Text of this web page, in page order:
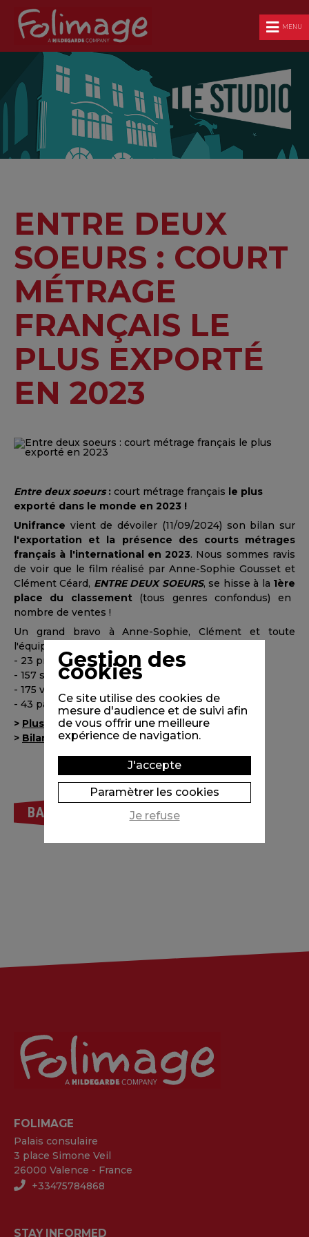
MENU
ENTRE DEUX
SOEURS : COURT
MÉTRAGE
FRANÇAIS LE
PLUS EXPORTÉ
EN 2023
Entre deux soeurs: court métrage français le plus
exporté dans le monde en 2023 !
Unifrance vient de dévoiler (11/09/2024) son bilan sur
l'exportation et la présence des courts métrages
français à l'international en 2023. Nous sommes ravis
de voir que le film réalisé par Anne-Sophie Gousset et
Clément Céard, ENTRE DEUX SOEURS, se hisse à la 1ère
place du classement(tous genres confondus) en
nombre de ventes !
Un grand bravo à Anne-Sophie, Clément et toute
l'équipe du film pour ce succès exceptionnel :
- 23 prix remportés
- 157 sélections officielles en festivals
- 175 ventes internationales
- 43 pays de diffusion
> Plus d'infos sur le film
> Bilan 2023 publié par Unifrance
BACK
FOLIMAGE
Palais consulaire
3 place Simone Veil
26000 Valence - France
+33475784868
STAY INFORMED
Gestion des
cookies
Ce site utilise des cookies de
mesure d'audience et de suivi afin
de vous offrir une meilleure
expérience de navigation.
J'accepte
Paramètrer les cookies
Je refuse